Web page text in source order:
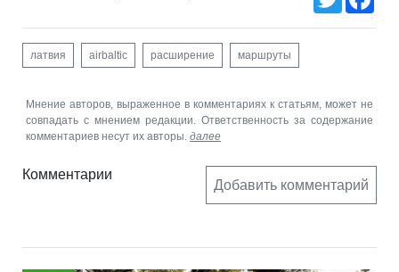
латвия airbaltic расширение маршруты
Мнение авторов, выраженное в комментариях к статьям, может не
совпадать с мнением редакции. Ответственность за содержание
комментариев несут их авторы. далее
Комментарии
Добавить комментарий